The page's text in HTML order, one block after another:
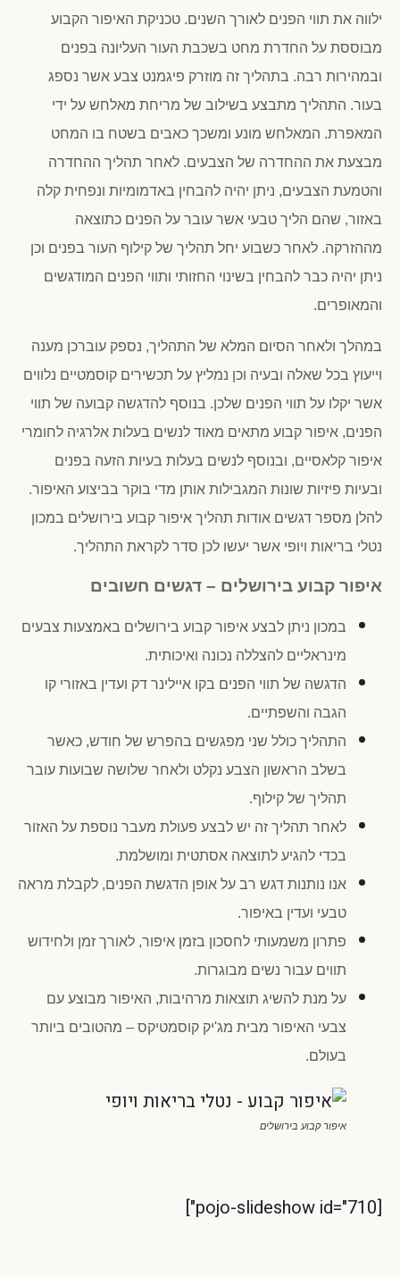
ילווה את תווי הפנים לאורך השנים. טכניקת האיפור הקבוע
מבוססת על החדרת מחט בשכבת העור העליונה בפנים
ובמהירות רבה. בתהליך זה מוזרק פיגמנט צבע אשר נספג
בעור. התהליך מתבצע בשילוב של מריחת מאלחש על ידי
המאפרת. המאלחש מונע ומשכך כאבים בשטח בו המחט
מבצעת את ההחדרה של הצבעים. לאחר תהליך ההחדרה
והטמעת הצבעים, ניתן יהיה להבחין באדמומיות ונפחית קלה
באזור, שהם הליך טבעי אשר עובר על הפנים כתוצאה
מההזרקה. לאחר כשבוע יחל תהליך של קילוף העור בפנים וכן
ניתן יהיה כבר להבחין בשינוי החזותי ותווי הפנים המודגשים
והמאופרים.
במהלך ולאחר הסיום המלא של התהליך, נספק עוברכן מענה
וייעוץ בכל שאלה ובעיה וכן נמליץ על תכשירים קוסמטיים נלווים
אשר יקלו על תווי הפנים שלכן. בנוסף להדגשה קבועה של תווי
הפנים, איפור קבוע מתאים מאוד לנשים בעלות אלרגיה לחומרי
איפור קלאסיים, ובנוסף לנשים בעלות בעיות הזעה בפנים
ובעיות פיזיות שונות המגבילות אותן מדי בוקר בביצוע האיפור.
להלן מספר דגשים אודות תהליך איפור קבוע בירושלים במכון
נטלי בריאות ויופי אשר יעשו לכן סדר לקראת התהליך.
איפור קבוע בירושלים – דגשים חשובים
במכון ניתן לבצע איפור קבוע בירושלים באמצעות צבעים
מינראליים להצללה נכונה ואיכותית.
הדגשה של תווי הפנים בקו איילינר דק ועדין באזורי קו
הגבה והשפתיים.
התהליך כולל שני מפגשים בהפרש של חודש, כאשר
בשלב הראשון הצבע נקלט ולאחר שלושה שבועות עובר
תהליך של קילוף.
לאחר תהליך זה יש לבצע פעולת מעבר נוספת על האזור
בכדי להגיע לתוצאה אסתטית ומושלמת.
אנו נותנות דגש רב על אופן הדגשת הפנים, לקבלת מראה
טבעי ועדין באיפור.
פתרון משמעותי לחסכון בזמן איפור, לאורך זמן ולחידוש
תווים עבור נשים מבוגרות.
על מנת להשיג תוצאות מרהיבות, האיפור מבוצע עם
צבעי האיפור מבית מג'יק קוסמטיקס – מהטובים ביותר
בעולם.
איפור קבוע בירושלים
[pojo-slideshow id="710"]